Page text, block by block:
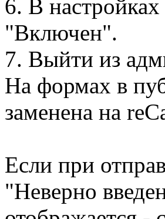
6. В
"Включен".
7. Выйти из
На формах в
заменена на
Если при
"Неверно